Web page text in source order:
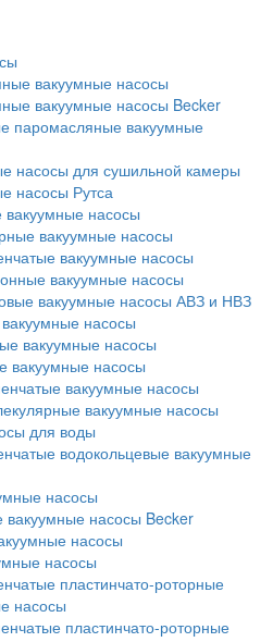
вакуумные насосы
вакуумные насосы Becker
паромасляные вакуумные
насосы для сушильной камеры
насосы Рутса
вакуумные насосы
вакуумные насосы
вакуумные насосы
вакуумные насосы
вакуумные насосы АВЗ и НВЗ
насосы
вакуумные насосы
вакуумные насосы
вакуумные насосы
вакуумные насосы
для воды
водокольцевые вакуумные
насосы
вакуумные насосы Becker
насосы
насосы
пластинчато-роторные
насосы
пластинчато-роторные